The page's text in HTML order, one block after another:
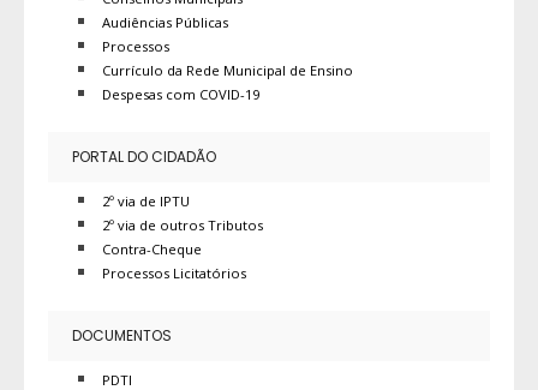
Audiências Públicas
Processos
Currículo da Rede Municipal de Ensino
Despesas com COVID-19
PORTAL DO CIDADÃO
2º via de IPTU
2º via de outros Tributos
Contra-Cheque
Processos Licitatórios
DOCUMENTOS
PDTI